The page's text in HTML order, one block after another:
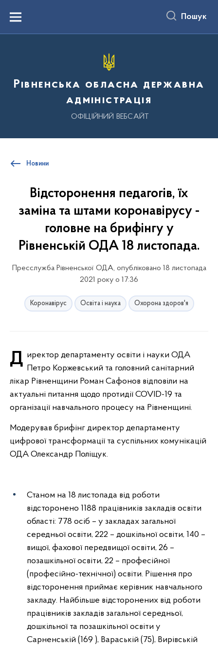
вмістуMenu Пошук
Рівненська обласна державна
адміністрація
ОФІЦІЙНИЙ ВЕБСАЙТ
Новини
Відсторонення педагогів, їх
заміна та штами коронавірусу -
головне на брифінгу у
Рівненській ОДА 18 листопада.
Пресслужба Рівненської ОДА, опубліковано 18 листопада
2021 року о 17:36
Коронавірус Освіта і наука Охорона здоров'я
Директор департаменту освіти і науки ОДА Петро Коржевський та головний санітарний
лікар Рівненщини Роман Сафонов відповіли на
актуальні питання щодо протидії COVID-19 та
організації навчального процесу на Рівненщині.
Модерував брифінг директор департаменту
цифрової трансформації та суспільних комунікацій
ОДА Олександр Поліщук.
Станом на 18 листопада від роботи
відсторонено 1188 працівників закладів освіти
області: 778 осіб – у закладах загальної
середньої освіти, 222 – дошкільної освіти, 140 –
вищої, фахової передвищої освіти, 26 –
позашкільної освіти, 22 – професійної
(професійно-технічної) освіти. Рішення про
відсторонення приймає керівник навчального
закладу. Найбільше відсторонених від роботи
працівників закладів загальної середньої,
дошкільної та позашкільної освіти у
Сарненській (169 ), Вараській (75), Вирівській